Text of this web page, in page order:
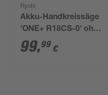
Ryobi
Akku-Handkreissäge
'ONE+ R18CS-0' ohne
Akku, Ø 165 mm
99,99 €